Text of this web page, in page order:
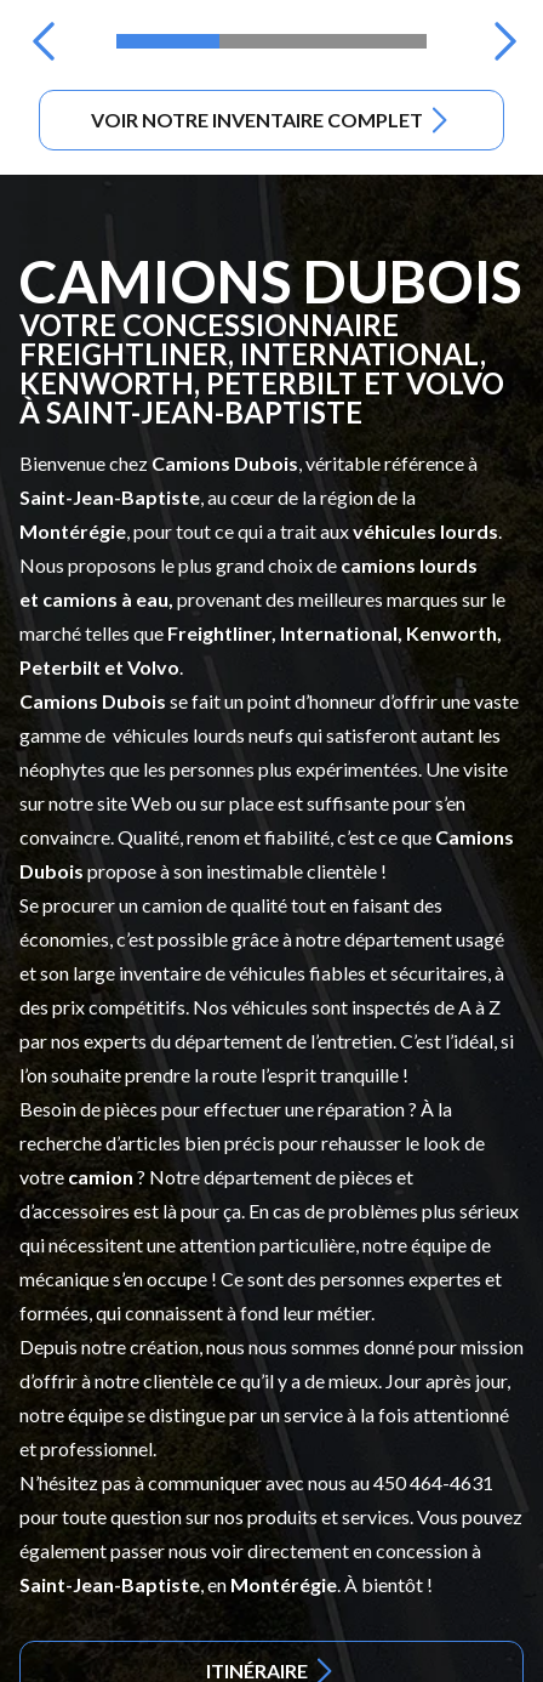
VOIR NOTRE INVENTAIRE COMPLET
CAMIONS DUBOIS
VOTRE CONCESSIONNAIRE
FREIGHTLINER, INTERNATIONAL,
KENWORTH, PETERBILT ET VOLVO
À SAINT-JEAN-BAPTISTE
Bienvenue chez Camions Dubois , véritable référence à
Saint-Jean-Baptiste , au cœur de la région de la
Montérégie , pour tout ce qui a trait auxvéhicules lourds
Nous proposons le plus grand choix de camions lourds
et camions à eau, provenant des meilleures marques sur le
marché telles que Freightliner, International, Kenworth,
Peterbilt et Volvo
Camions Dubois se fait un point d’honneur d’offrir une vaste
gamme de véhicules lourds neufs qui satisferont autant les
néophytes que les personnes plus expérimentées. Une visite
sur notre site Web ou sur place est suffisante pour s’en
convaincre. Qualité, renom et fiabilité, c’est ce que Camions
Dubois propose à son inestimable clientèle !
Se procurer un camion de qualité tout en faisant des
économies, c’est possible grâce à notredépartement usagé
et son large inventaire de véhicules fiables et sécuritaires, à
des prix compétitifs. Nos véhicules sont inspectés de A à Z
par nos experts du département de l’entretien . C’est l’idéal, si
l’on souhaite prendre la route l’esprit tranquille !
Besoin de pièces pour effectuer une réparation ? À la
recherche d’articles bien précis pour rehausser le look de
votre camion ? Notre département depièces et
d’accessoiresest là pour ça. En cas de problèmes plus sérieux
qui nécessitent une attention particulière, notre équipe de
mécanique s’en occupe ! Ce sont des personnes expertes et
formées, qui connaissent à fond leur métier.
Depuis notre création, nous nous sommes donné pour mission
d’offrir à notre clientèle ce qu’il y a de mieux. Jour après jour,
notre équipe se distingue par un service à la fois attentionné
et professionnel.
N’hésitez pas à communiquer avec nous au450 464-4631
pour toute question sur nos produits et services. Vous pouvez
également passer nous voir directement en concession à
Saint-Jean-Baptiste , en Montérégie . À bientôt !
ITINÉRAIRE